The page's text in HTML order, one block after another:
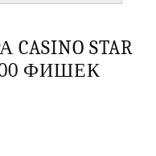
STAR
ФИШЕК